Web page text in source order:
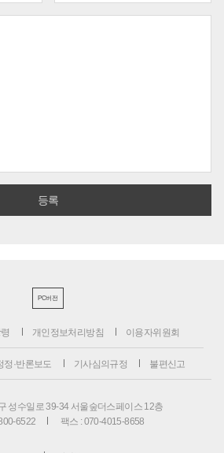
PC버전
개인정보처리방침 이용자위원회
정·반론보도 기사심의규정 불편신고
성수일로 39-34 서울숲더스페이스 12층
6522
팩스 : 070-4015-8658